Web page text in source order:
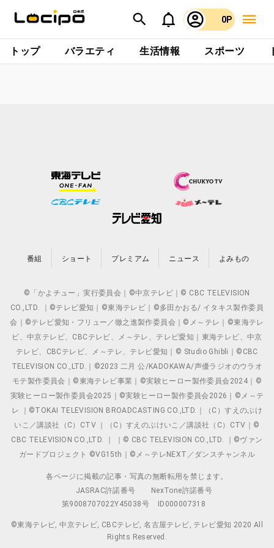
0P
トップ バラエティ 生活情報 スポーツ
番組 ショート プレミアム ニュース よみもの
©「かよチュー」実行委員会｜©中京テレビ｜© CBC TELEVISION
CO.,LTD. ｜©テレビ愛知｜©東海テレビ｜©多田かおる/ イタキス製作委員
会｜©テレビ愛知・フリュー／徹之進製作委員会｜©メ～テレ｜©東海テレ
ビ、中京テレビ、CBCテレビ、メ～テレ、テレビ愛知｜東海テレビ、中京
テレビ、CBCテレビ、メ～テレ、テレビ愛知｜© Studio Ghibli｜©CBC
TELEVISION CO.,LTD.｜©2023 二月 公/KADOKAWA/声優ラジオのウラオ
モテ製作委員会｜©東海テレビ事業｜©実験ヒーロー製作委員会2024｜©
実験ヒーロー製作委員会2025｜©実験ヒーロー製作委員会2026｜©メ～テ
レ ｜©TOKAI TELEVISION BROADCASTING CO.,LTD.｜（C）すえのぶけ
いこ／講談社（C）CTV ｜（C）すえのぶけいこ／講談社（C）CTV｜©
CBC TELEVISION CO.,LTD. ｜ ｜© CBC TELEVISION CO.,LTD. ｜©ヴァン
ガードプロジェクト ©VG15th｜©メ～テレNEXT／ダンスチャンネル
各ページに掲載の記事・写真の無断転用を禁じます。
JASRAC許諾番号
NexTone許諾番号
第9008707022Y45038号
ID000007318
©東海テレビ, 中京テレビ, CBCテレビ, 名古屋テレビ, テレビ愛知 2020 All
Rights Reserved.